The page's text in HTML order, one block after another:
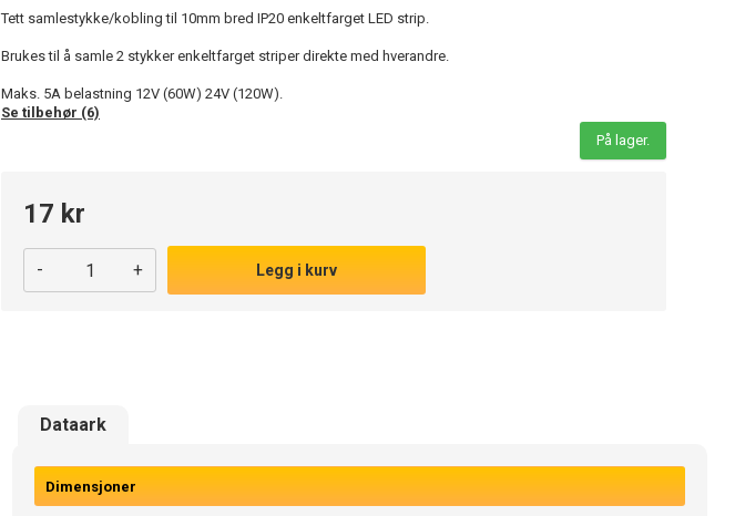
Tett samlestykke/kobling til 10mm bred IP20 enkeltfarget LED strip.
Brukes til å samle 2 stykker enkeltfarget striper direkte med hverandre.
Maks. 5A belastning 12V (60W) 24V (120W).
Se tilbehør (6)
På lager.
17 kr
- + Legg i kurv
Dataark
Dimensjoner